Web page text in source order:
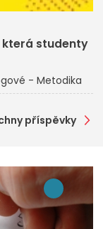
která studenty
- Metodika
příspěvky